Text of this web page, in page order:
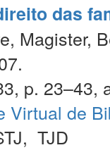
das
Magister,
p. 23–43,
Virtual de
, TJD